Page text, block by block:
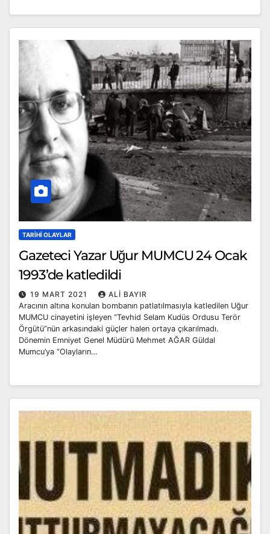
TARIHI OLAYLAR
Gazeteci Yazar Uğur MUMCU 24 Ocak
1993’de katledildi
19 MART 2021
ALI BAYIR
Aracının altına konulan bombanın patlatılmasıyla katledilen Uğur
MUMCU cinayetini işleyen “Tevhid Selam Kudüs Ordusu Terör
Örgütü”nün arkasındaki güçler halen ortaya çıkarılmadı.
Dönemin Emniyet Genel Müdürü Mehmet AĞAR Güldal
Mumcu’ya “Olayların…